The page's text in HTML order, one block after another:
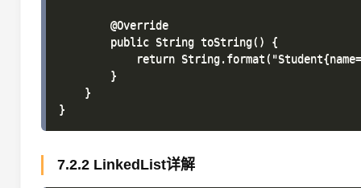
        @Override
        public String toString() {
return
        }
    }
7.2.2 LinkedList详解